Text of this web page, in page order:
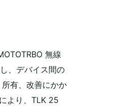
無線
、デバイス間の
有、改善にかか
より、TLK 25